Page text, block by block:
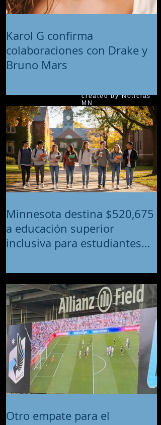
created by Noticias
MN
Karol G confirma
colaboraciones con Drake y
Bruno Mars
Minnesota destina $520,675
a educación superior
inclusiva para estudiantes
intelectuales y del desarrollo
Otro empate para el